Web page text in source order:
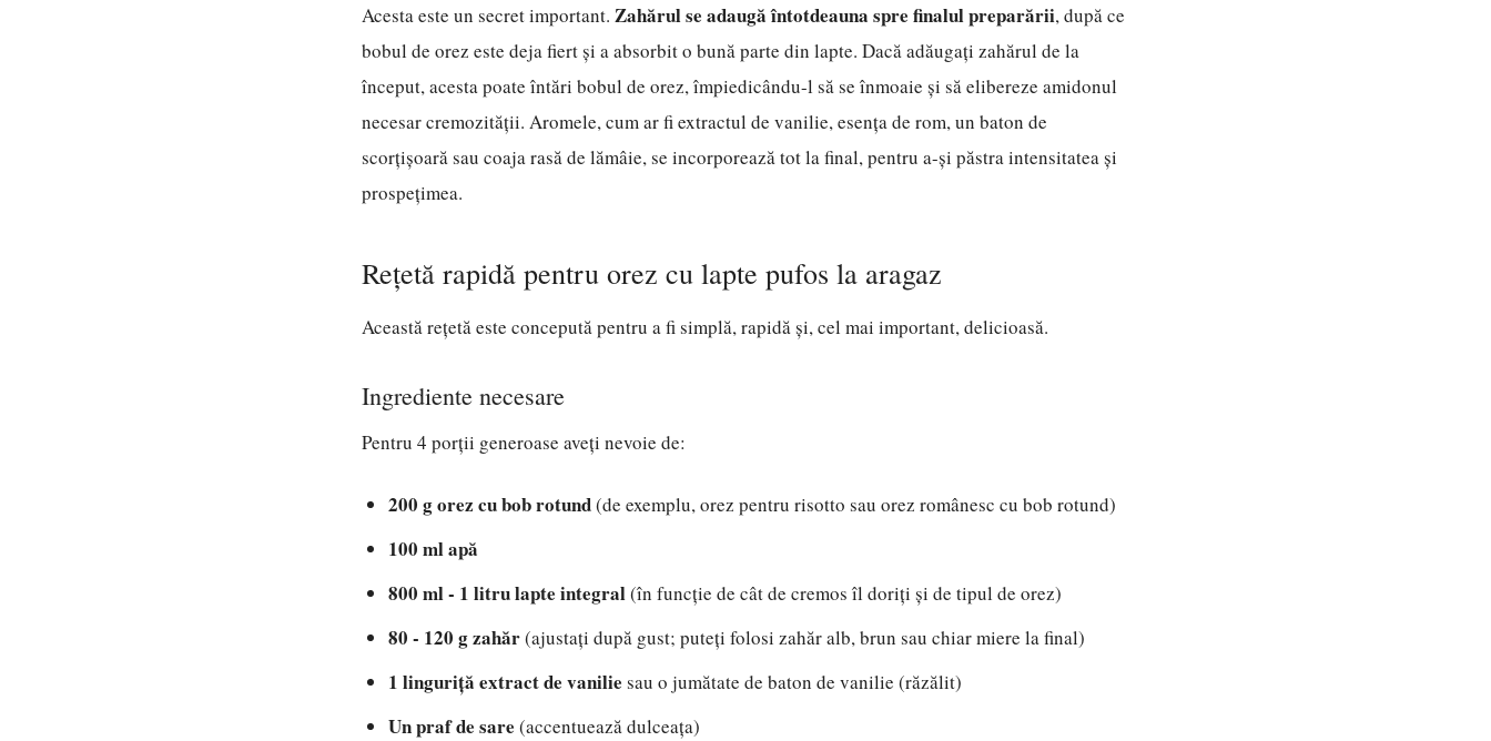
Acesta este un secret important. Zahărul se adaugă întotdeauna spre finalul preparării, după ce
bobul de orez este deja fiert și a absorbit o bună parte din lapte. Dacă adăugați zahărul de la
început, acesta poate întări bobul de orez, împiedicându-l să se înmoaie și să elibereze amidonul
necesar cremozității. Aromele, cum ar fi extractul de vanilie, esența de rom, un baton de
scorțișoară sau coaja rasă de lămâie, se incorporează tot la final, pentru a-și păstra intensitatea și
prospețimea.
Rețetă rapidă pentru orez cu lapte pufos la aragaz
Această rețetă este concepută pentru a fi simplă, rapidă și, cel mai important, delicioasă.
Ingrediente necesare
Pentru 4 porții generoase aveți nevoie de:
200 g orez cu bob rotund(de exemplu, orez pentru risotto sau orez românesc cu bob rotund)
100 ml apă
800 ml - 1 litru lapte integral(în funcție de cât de cremos îl doriți și de tipul de orez)
80 - 120 g zahăr(ajustați după gust; puteți folosi zahăr alb, brun sau chiar miere la final)
1 linguriță extract de vanilie sau o jumătate de baton de vanilie (răzălit)
Un praf de sare (accentuează dulceața)